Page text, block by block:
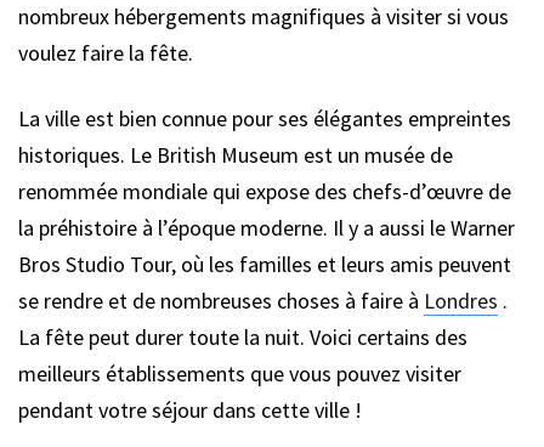
nombreux hébergements magnifiques à visiter si vous
voulez faire la fête.
La ville est bien connue pour ses élégantes empreintes
historiques. Le British Museum est un musée de
renommée mondiale qui expose des chefs-d’œuvre de
la préhistoire à l’époque moderne. Il y a aussi le Warner
Bros Studio Tour, où les familles et leurs amis peuvent
se rendre et de nombreuses choses à faire à Londres .
La fête peut durer toute la nuit. Voici certains des
meilleurs établissements que vous pouvez visiter
pendant votre séjour dans cette ville !